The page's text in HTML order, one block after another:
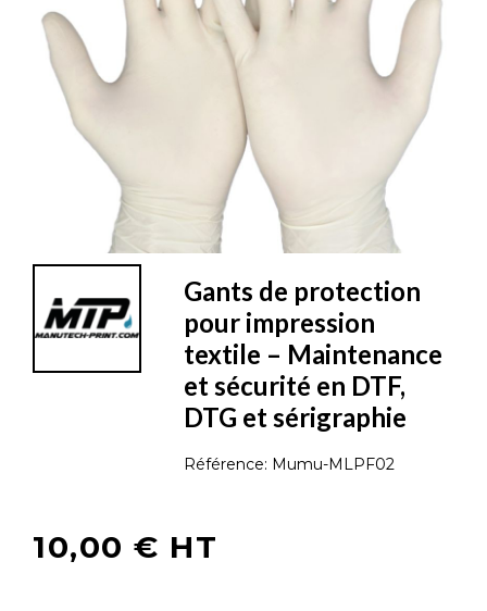
Gants de protection
pour impression
textile – Maintenance
et sécurité en DTF,
DTG et sérigraphie
Référence: Mumu-MLPF02
10,00 € HT